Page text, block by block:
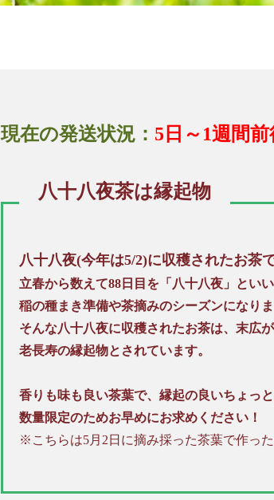
現在の発送状況： 5日～1週間前
八十八夜茶は縁起物
八十八夜(今年は5/2)に収穫されたお茶で
立春から数えて88日目を「八十八夜」とい
稲の種まき準備や茶摘みのシーズンになりま
そんな八十八夜に収穫されたお茶は、末広
老長寿の縁起物とされています。
香りも味も良い茶葉で、縁起の良いちょっ
数量限定のためお早めにお求めください！
※こちらは5月2日に摘み採った茶葉で作っ